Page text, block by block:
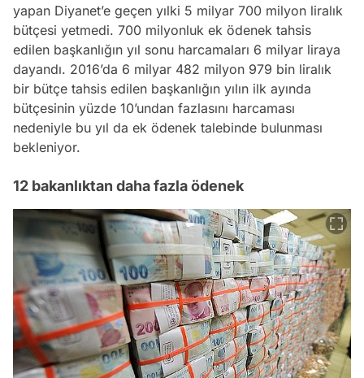
yapan Diyanet’e geçen yılki 5 milyar 700 milyon liralık
bütçesi yetmedi. 700 milyonluk ek ödenek tahsis
edilen başkanlığın yıl sonu harcamaları 6 milyar liraya
dayandı. 2016’da 6 milyar 482 milyon 979 bin liralık
bir bütçe tahsis edilen başkanlığın yılın ilk ayında
bütçesinin yüzde 10’undan fazlasını harcaması
nedeniyle bu yıl da ek ödenek talebinde bulunması
bekleniyor.
12 bakanlıktan daha fazla ödenek